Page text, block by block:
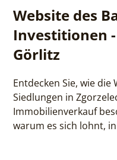
Website des
Investitionen
Görlitz
Entdecken Sie, wie
Siedlungen in
Immobilienverkauf
warum es sich lohnt,